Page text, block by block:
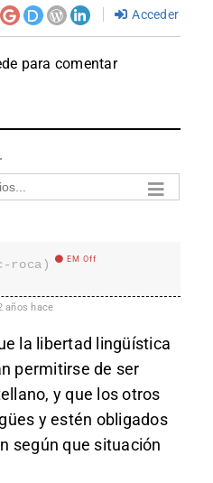
Acceder
para comentar
roca) EM Off
años hace
la libertad lingüística
permitirse de ser
y que los otros
y estén obligados
según que situación